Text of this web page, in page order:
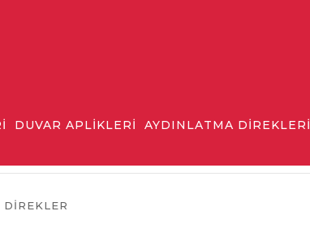
DUVAR APLİKLERİ AYDINLATMA DİREKLERİ